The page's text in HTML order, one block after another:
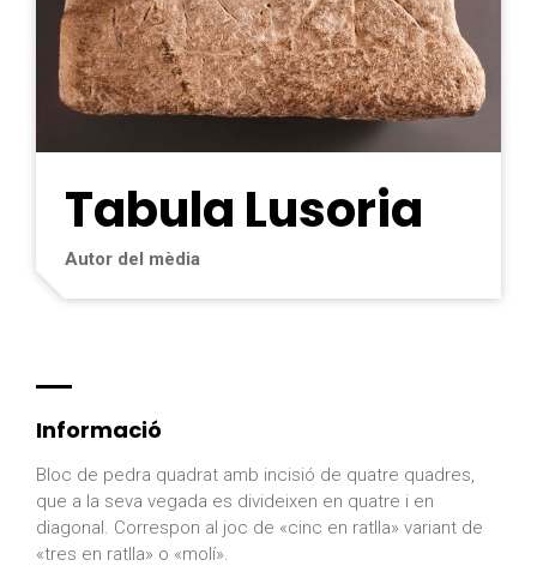
Tabula Lusoria
Autor del mèdia
Informació
Bloc de pedra quadrat amb incisió de quatre quadres,
que a la seva vegada es divideixen en quatre i en
diagonal. Correspon al joc de «cinc en ratlla» variant de
«tres en ratlla» o «molí».